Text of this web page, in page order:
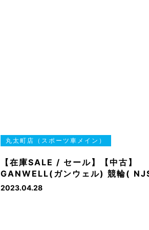
丸太町店（スポーツ車メイン）
【在庫SALE / セール】【中古】
GANWELL(ガンウェル) 競輪(
2023.04.28